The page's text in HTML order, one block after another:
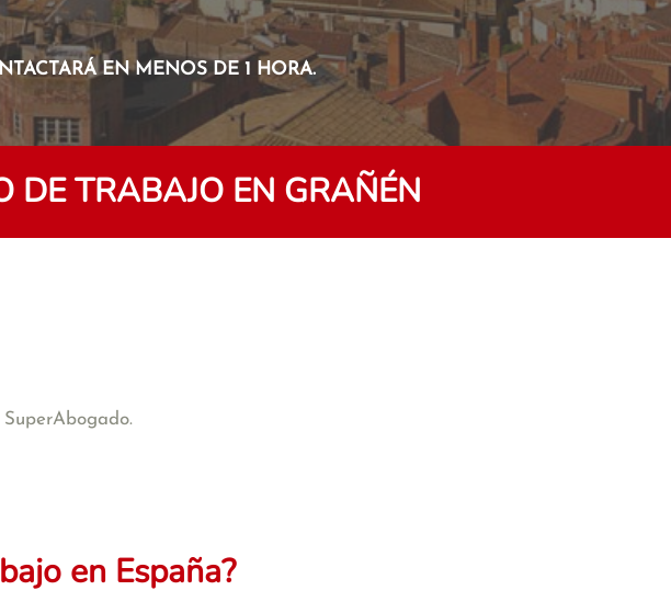
EN MENOS DE 1 HORA.
DE TRABAJO EN GRAÑÉN
SuperAbogado.
en España?